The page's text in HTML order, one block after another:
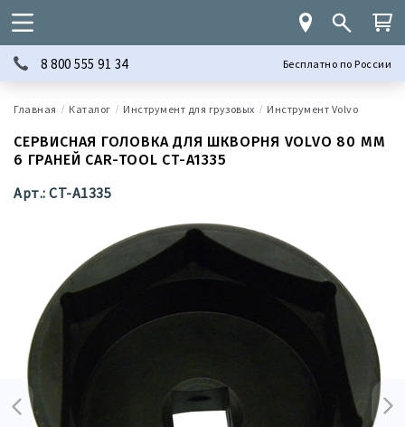
8 800 555 91 34 Бесплатно по России
Каталог Инструмент для грузовых Инструмент Volvo
СЕРВИСНАЯ ГОЛОВКА ДЛЯ ШКВОРНЯ VOLVO 80 ММ
6 ГРАНЕЙ CAR-TOOL CT-A1335
Арт.: CT-A1335